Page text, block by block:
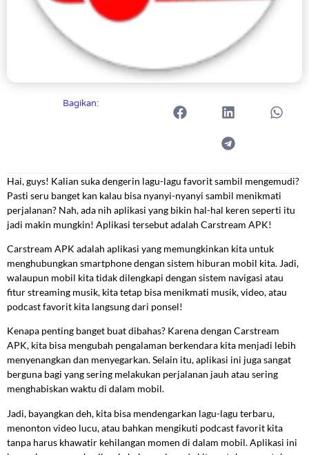
Bagikan:
Hai, guys! Kalian suka dengerin lagu-lagu favorit sambil mengemudi?
Pasti seru banget kan kalau bisa nyanyi-nyanyi sambil menikmati
perjalanan? Nah, ada nih aplikasi yang bikin hal-hal keren seperti itu
jadi makin mungkin! Aplikasi tersebut adalah Carstream APK!
Carstream APK adalah aplikasi yang memungkinkan kita untuk
menghubungkan smartphone dengan sistem hiburan mobil kita. Jadi,
walaupun mobil kita tidak dilengkapi dengan sistem navigasi atau
fitur streaming musik, kita tetap bisa menikmati musik, video, atau
podcast favorit kita langsung dari ponsel!
Kenapa penting banget buat dibahas? Karena dengan Carstream
APK, kita bisa mengubah pengalaman berkendara kita menjadi lebih
menyenangkan dan menyegarkan. Selain itu, aplikasi ini juga sangat
berguna bagi yang sering melakukan perjalanan jauh atau sering
menghabiskan waktu di dalam mobil.
Jadi, bayangkan deh, kita bisa mendengarkan lagu-lagu terbaru,
menonton video lucu, atau bahkan mengikuti podcast favorit kita
tanpa harus khawatir kehilangan momen di dalam mobil. Aplikasi ini